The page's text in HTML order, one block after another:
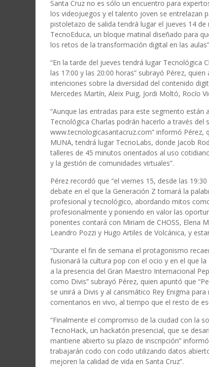
Santa Cruz no es sólo un encuentro para
los videojuegos y el talento joven se entrelazan
pistoletazo de salida tendrá lugar el jueves 14
TecnoEduca, un bloque matinal diseñado para
los retos de la transformación digital en las
“En la tarde del jueves tendrá lugar Tecnológica
las 17:00 y las 20:00 horas” subrayó Pérez,
intenciones sobre la diversidad del contenido
Mercedes Martín, Aleix Puig, Jordi Moltó, Rocío
“Aunque las entradas para este segmento
Tecnológica Charlas podrán hacerlo a través
www.tecnologicasantacruz.com” informó Pérez,
MUNA, tendrá lugar TecnoLabs, donde Jacob
talleres de 45 minutos orientados al uso
y la gestión de comunidades virtuales”.
Pérez recordó que “el viernes 15, desde las
debate en el que la Generación Z tomará la
profesional y tecnológico, abordando mitos
profesionalmente y poniendo en valor las
ponentes contará con Miriam de CHOSS, Elena
Leandro Pozzi y Hugo Artiles de Volcánica, y
“Durante el fin de semana el protagonismo
fusionará la cultura pop con el ocio y en el que
a la presencia del Gran Maestro Internacional
como Divis” subrayó Pérez, quien apuntó que
se unirá a Divis y al carismático Rey Enigma
comentarios en vivo, al tiempo que el resto de
“Finalmente el compromiso de la ciudad con la
TecnoHack, un hackatón presencial, que se
mantiene abierto su plazo de inscripción”
trabajarán codo con codo utilizando datos
mejoren la calidad de vida en Santa Cruz”.